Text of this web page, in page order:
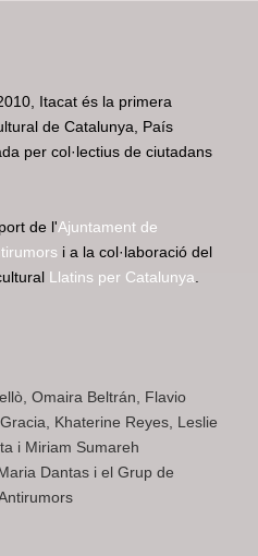
Itacat és la primera
de Catalunya, País
per col·lectius de ciutadans
de l'Ajuntament de
i a la col·laboració del
Llatins per Catalunya
Omaira Beltrán, Flavio
Khaterine Reyes, Leslie
i Miriam Sumareh
Dantas i el Grup de